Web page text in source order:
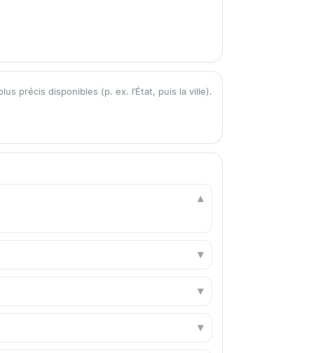
précis disponibles (p. ex. l’État, puis la ville).